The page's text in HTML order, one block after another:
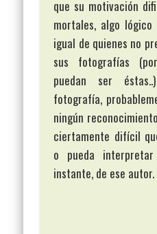
que su motivación
mortales, algo
igual de quienes no
sus fotografías
puedan ser
fotografía,
ningún
ciertamente difícil
o pueda
instante, de ese autor.